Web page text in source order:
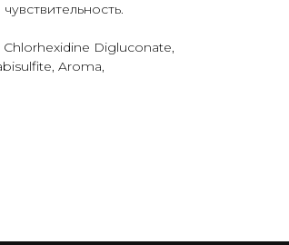
Chlorhexidine Digluconate,
Aroma,